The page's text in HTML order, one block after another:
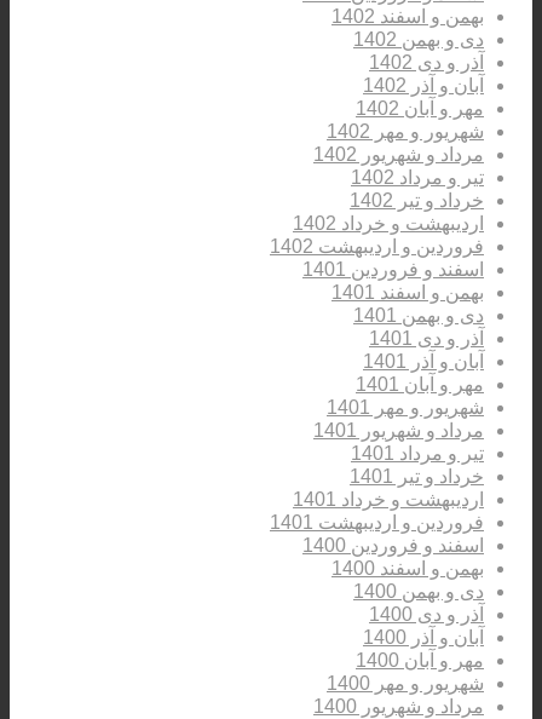
بهمن و اسفند 1402
دی و بهمن 1402
آذر و دی 1402
آبان و آذر 1402
مهر و آبان 1402
شهریور و مهر 1402
مرداد و شهریور 1402
تیر و مرداد 1402
خرداد و تیر 1402
اردیبهشت و خرداد 1402
فروردین و اردیبهشت 1402
اسفند و فروردین 1401
بهمن و اسفند 1401
دی و بهمن 1401
آذر و دی 1401
آبان و آذر 1401
مهر و آبان 1401
شهریور و مهر 1401
مرداد و شهریور 1401
تیر و مرداد 1401
خرداد و تیر 1401
اردیبهشت و خرداد 1401
فروردین و اردیبهشت 1401
اسفند و فروردین 1400
بهمن و اسفند 1400
دی و بهمن 1400
آذر و دی 1400
آبان و آذر 1400
مهر و آبان 1400
شهریور و مهر 1400
مرداد و شهریور 1400